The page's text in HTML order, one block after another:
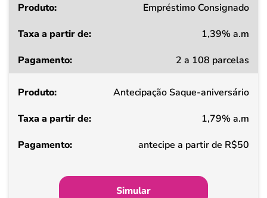
Produto
a
de
Pagamento
Empréstimo Consignado
1,39% a.m
2 a 108 parcelas
Antecipação Saque-aniversário
1,79% a.m
antecipe a partir de R$50
Simular